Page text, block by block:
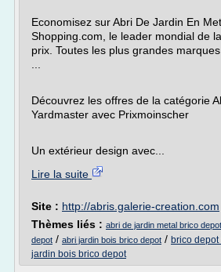
Economisez sur Abri De Jardin En
Shopping.com, le leader mondial de
prix. Toutes les plus grandes
Découvrez les offres de la catégorie
Yardmaster avec Prixmoinscher
Un extérieur design avec...
Lire la suite
Site : http://abris.galerie-creation.com
Thèmes liés : abri de jardin metal brico depot
depot / abri jardin bois brico depot / brico
jardin bois brico depot